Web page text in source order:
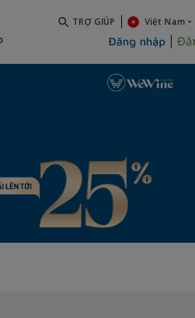
TRỢ GIÚP Việt Nam •
Đăng nhập